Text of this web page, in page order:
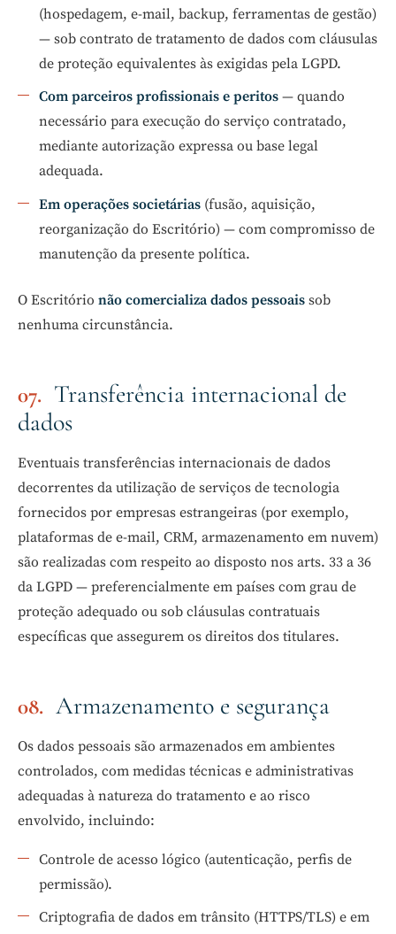
(hospedagem, e-mail, backup, ferramentas de gestão)
— sob contrato de tratamento de dados com cláusulas
de proteção equivalentes às exigidas pela LGPD.
Com parceiros profissionais e peritos — quando
necessário para execução do serviço contratado,
mediante autorização expressa ou base legal
adequada.
Em operações societárias (fusão, aquisição,
reorganização do Escritório) — com compromisso de
manutenção da presente política.
O Escritório não comercializa dados pessoais sob
nenhuma circunstância.
Transferência internacional de
dados
Eventuais transferências internacionais de dados
decorrentes da utilização de serviços de tecnologia
fornecidos por empresas estrangeiras (por exemplo,
plataformas de e-mail, CRM, armazenamento em nuvem)
são realizadas com respeito ao disposto nos arts. 33 a 36
da LGPD — preferencialmente em países com grau de
proteção adequado ou sob cláusulas contratuais
específicas que assegurem os direitos dos titulares.
Armazenamento e segurança
Os dados pessoais são armazenados em ambientes
controlados, com medidas técnicas e administrativas
adequadas à natureza do tratamento e ao risco
envolvido, incluindo:
Controle de acesso lógico (autenticação, perfis de
permissão).
Criptografia de dados em trânsito (HTTPS/TLS) e em